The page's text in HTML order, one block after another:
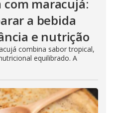
com maracujá:
a bebida
e nutrição
combina sabor tropical,
equilibrado. A